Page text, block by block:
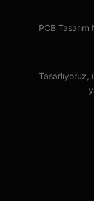
PCB Tasarım